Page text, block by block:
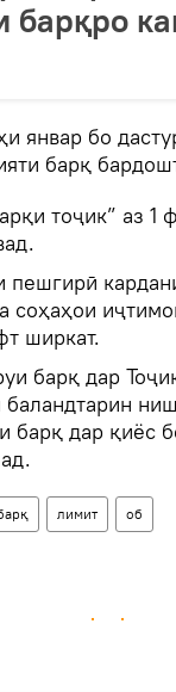
барқро
январ бо
барқ
тоҷик” аз 1
соҳаҳои
ширкат.
барқ дар
барқ дар қиёс
лимит об